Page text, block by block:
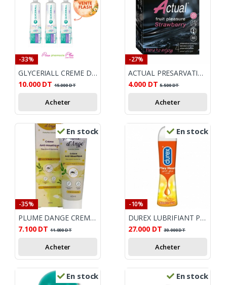
-33%
GLYCERIALL CREME DEO AISSELLES SENSIBLES 30ML LOT DE 3
10.000 DT 15.000DT
Acheter
-27%
ACTUAL PRESARVATIF STRAWBERRY BTE3
4.000 DT 5.500DT
Acheter
En stock
-35%
PLUME DANGE CREME ANTI MOUSTIQUE 40ML
7.100 DT 11.000DT
Acheter
En stock
-10%
DUREX LUBRIFIANT PLAY HEAT
27.000 DT 30.000DT
Acheter
En stock En stock